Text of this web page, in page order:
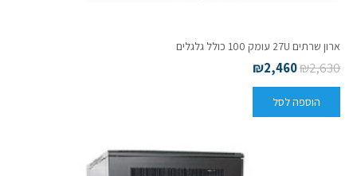
ארון שרתים 27U עומק 100 כולל גלגלים
₪2,630
₪2,460
הוספה לסל